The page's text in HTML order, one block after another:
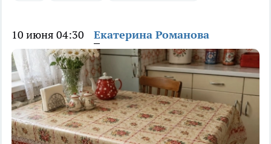
10 июня 04:30 Екатерина Романова